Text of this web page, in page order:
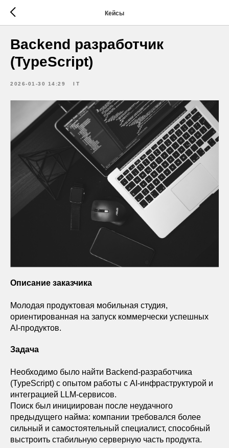
Кейсы
Backend разработчик
(TypeScript)
2026-01-30 14:29 IT
Описание заказчика
Молодая продуктовая мобильная студия,
ориентированная на запуск коммерчески успешных
AI-продуктов.
Задача
Необходимо было найти Backend-разработчика
(TypeScript) с опытом работы с AI-инфраструктурой и
интеграцией LLM-сервисов.
Поиск был инициирован после неудачного
предыдущего найма: компании требовался более
сильный и самостоятельный специалист, способный
выстроить стабильную серверную часть продукта.